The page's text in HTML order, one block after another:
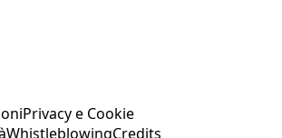
Privacy e Cookie
WhistleblowingCredits